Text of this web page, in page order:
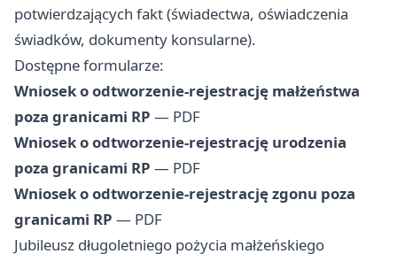
potwierdzających fakt (świadectwa, oświadczenia
świadków, dokumenty konsularne).
Dostępne formularze:
Wniosek o odtworzenie-rejestrację małżeństwa
poza granicami RP — PDF
Wniosek o odtworzenie-rejestrację urodzenia
poza granicami RP — PDF
Wniosek o odtworzenie-rejestrację zgonu poza
granicami RP — PDF
Jubileusz długoletniego pożycia małżeńskiego